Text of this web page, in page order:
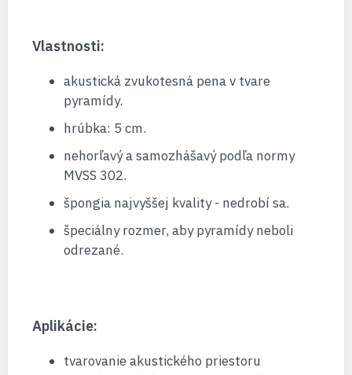
Vlastnosti:
akustická zvukotesná pena v tvare
pyramídy.
hrúbka: 5 cm.
nehorľavý a samozhášavý podľa normy
MVSS 302.
špongia najvyššej kvality - nedrobí sa.
špeciálny rozmer, aby pyramídy neboli
odrezané.
Aplikácie:
tvarovanie akustického priestoru